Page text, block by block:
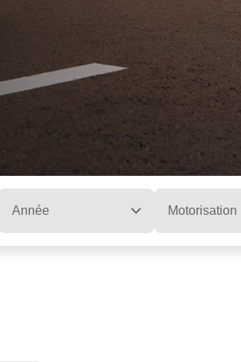
Année Motorisation